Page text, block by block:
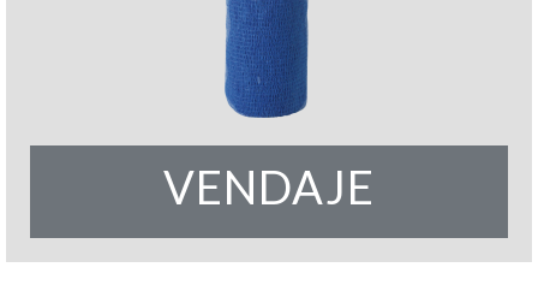
VENDAJE